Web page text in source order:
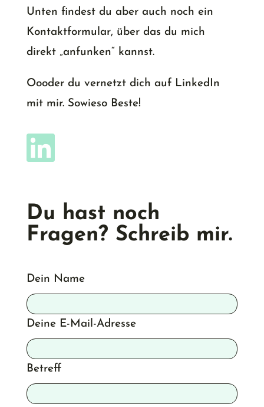
Unten findest du aber auch noch ein
Kontaktformular, über das du mich
direkt „anfunken“ kannst.
Oooder du vernetzt dich auf LinkedIn
mit mir. Sowieso Beste!

Du hast noch
Fragen? Schreib mir.
Dein Name
Deine E-Mail-Adresse
Betreff